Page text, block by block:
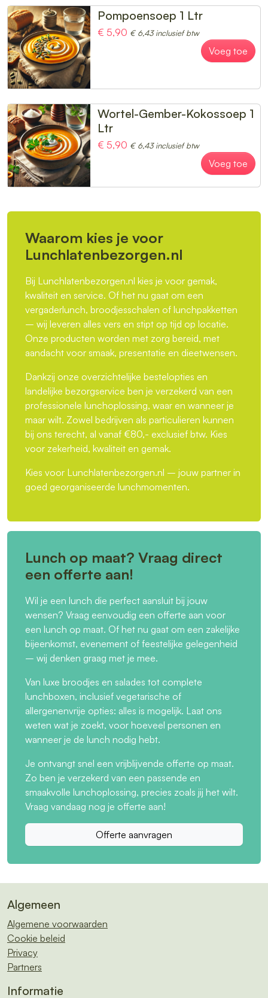
Pompoensoep 1 Ltr
€ 5,90 € 6,43 inclusief btw
Voeg toe
Wortel-Gember-Kokossoep 1
Ltr
€ 5,90 € 6,43 inclusief btw
Voeg toe
Waarom kies je voor
Lunchlatenbezorgen.nl
Bij Lunchlatenbezorgen.nl kies je voor gemak,
kwaliteit en service. Of het nu gaat om een
vergaderlunch, broodjesschalen of lunchpakketten
– wij leveren alles vers en stipt op tijd op locatie.
Onze producten worden met zorg bereid, met
aandacht voor smaak, presentatie en dieetwensen.
Dankzij onze overzichtelijke bestelopties en
landelijke bezorgservice ben je verzekerd van een
professionele lunchoplossing, waar en wanneer je
maar wilt. Zowel bedrijven als particulieren kunnen
bij ons terecht, al vanaf €80,- exclusief btw. Kies
voor zekerheid, kwaliteit en gemak.
Kies voor Lunchlatenbezorgen.nl – jouw partner in
goed georganiseerde lunchmomenten.
Lunch op maat? Vraag direct
een offerte aan!
Wil je een lunch die perfect aansluit bij jouw
wensen? Vraag eenvoudig een offerte aan voor
een lunch op maat. Of het nu gaat om een zakelijke
bijeenkomst, evenement of feestelijke gelegenheid
– wij denken graag met je mee.
Van luxe broodjes en salades tot complete
lunchboxen, inclusief vegetarische of
allergenenvrije opties: alles is mogelijk. Laat ons
weten wat je zoekt, voor hoeveel personen en
wanneer je de lunch nodig hebt.
Je ontvangt snel een vrijblijvende offerte op maat.
Zo ben je verzekerd van een passende en
smaakvolle lunchoplossing, precies zoals jij het wilt.
Vraag vandaag nog je offerte aan!
Offerte aanvragen
Algemeen
Algemene voorwaarden
Cookie beleid
Privacy
Partners
Informatie